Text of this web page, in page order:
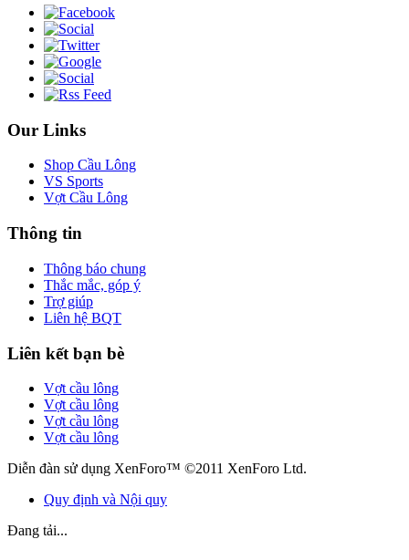
Our Links
Shop Cầu Lông
VS Sports
Vợt Cầu Lông
Thông tin
Thông báo chung
Thắc mắc, góp ý
Trợ giúp
Liên hệ BQT
Liên kết bạn bè
Vợt cầu lông
Vợt cầu lông
Vợt cầu lông
Vợt cầu lông
Diễn đàn sử dụng XenForo™ ©2011 XenForo Ltd.
Quy định và Nội quy
Đang tải...